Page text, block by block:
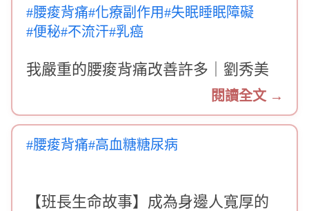
#腰痠背痛#化療副作用#失眠睡眠障礙
#便秘#不流汗#乳癌
我嚴重的腰痠背痛改善許多｜劉秀美
閱讀全文 →
#腰痠背痛#高血糖糖尿病
【班長生命故事】成為身邊人寬厚的